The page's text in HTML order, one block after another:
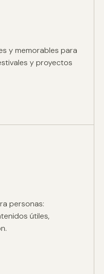
y memorables para
y proyectos
personas:
útiles,